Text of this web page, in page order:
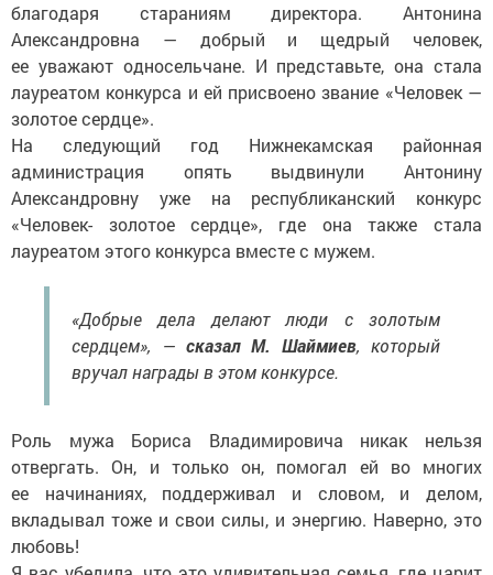
благодаря стараниям директора. Антонина
Александровна — добрый и щедрый человек,
ее уважают односельчане. И представьте, она стала
лауреатом конкурса и ей присвоено звание «Человек —
золотое сердце».
На следующий год Нижнекамская районная
администрация опять выдвинули Антонину
Александровну уже на республиканский конкурс
«Человек- золотое сердце», где она также стала
лауреатом этого конкурса вместе с мужем.
«Добрые дела делают люди с золотым
сердцем», —сказал М. Шаймиев, который
вручал награды в этом конкурсе.
Роль мужа Бориса Владимировича никак нельзя
отвергать. Он, и только он, помогал ей во многих
ее начинаниях, поддерживал и словом, и делом,
вкладывал тоже и свои силы, и энергию. Наверно, это
любовь!